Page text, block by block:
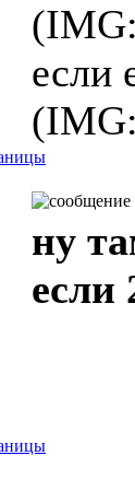
(IMG:
если
(IMG:
ну
если